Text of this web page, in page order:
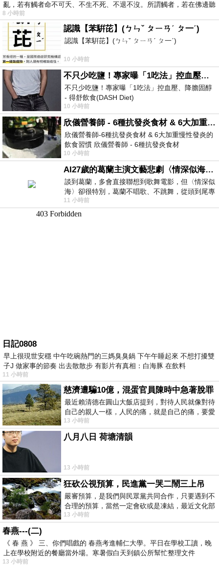
亂，若有觸者命不可夭、不生不死、不退不沒。所謂觸者，若在佛邊聽
受
8 小時前
認識【苯騈芘】(ㄅㄣˇ ㄆㄧㄢˊ ㄆ一ˊ)
認識【苯騈芘】(ㄅㄣˇ ㄆㄧㄢˊ ㄆ一ˊ)
10 小時前
不只少吃鹽！專家曝「1吃法」控血壓、降膽固醇 - 得舒飲食(DASH Diet)
不只少吃鹽！專家曝「1吃法」控血壓、降膽固醇
- 得舒飲食(DASH Diet)
https://www.facebook.com/dietitiansophia/posts/
10 小時前
欣儀營養師 - 6種抗發炎食材 & 6大加重慢性發炎的飲食習慣
欣儀營養師-6種抗發炎食材 & 6大加重慢性發炎的
飲食習慣 欣儀營養師 - 6種抗發炎食材
https://www.facebook.com/photo/?fbid=147
10 小時前
AI27歲的葛蘭主演文藝悲劇〈情深似海〉 #戀上老電影 #葛蘭 #粟子
談到葛蘭，多會直接聯想到歌舞電影，但〈情深似
海〉卻很特別，葛蘭不唱歌、不跳舞，從頭到尾專
心演戲。拍攝期間，經常工作超過12個鐘
11 小時前
日記0808
早上很現世安穩 中午吃碗熱門的三媽臭臭鍋 下午午睡起來 不想打擾雙
子J 做家事的節奏 出去散散步 有影片有真相：白海豚 在飲料
11 小時前
慈濟遭騙10億，混蛋官員陳時中急著脫罪
最近賴清德在圓山大飯店提到，對待人民就像對待
自己的親人一樣，人民的痛，就是自己的痛，要愛
民如親，說的這麼好聽，實際上根本沒做
13 小時前
八月八日 荷塘清韻
13 小時前
狂砍公視預算，民進黨一哭二鬧三上吊
嚴審預算，是我們與民眾黨共同合作，只要遇到不
合理的預算，當然一定會砍或是凍結，最近文化部
要編列公視和Taiwan plus預算，在110年
13 小時前
春燕---(二)
《 春 燕 》 三、你們唱戲的 春燕考進輔仁大學。平日在學校工讀，晚
上在學校附近的餐廳當外場。寒暑假白天到鎮公所幫忙整理文件
13 小時前